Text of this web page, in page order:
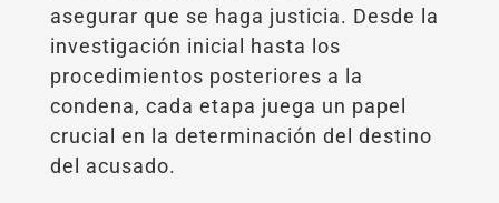
asegurar que se haga justicia. Desde la
investigación inicial hasta los
procedimientos posteriores a la
condena, cada etapa juega un papel
crucial en la determinación del destino
del acusado.